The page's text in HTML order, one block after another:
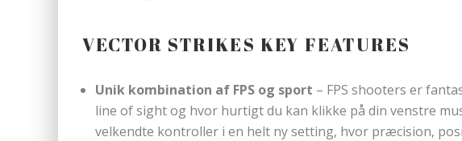
VECTOR STRIKES KEY FEATURES
Unik kombination af FPS og sport – FPS shooters er
line of sight og hvor hurtigt du kan klikke på din venstre
velkendte kontroller i en helt ny setting, hvor præcision,